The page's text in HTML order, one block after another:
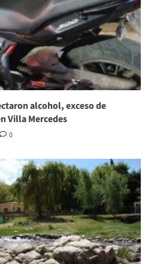
alcohol, exceso de
Villa Mercedes
0